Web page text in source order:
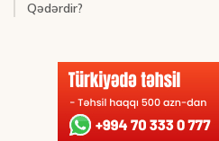
Qədərdir?